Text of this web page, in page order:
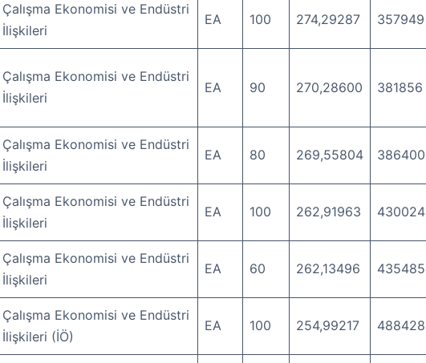
Çalışma Ekonomisi ve Endüstri
İlişkileri
EA 100 274,29287 357949
Çalışma Ekonomisi ve Endüstri
İlişkileri
EA 90 270,28600 381856
Çalışma Ekonomisi ve Endüstri
İlişkileri
EA 80 269,55804 386400
Çalışma Ekonomisi ve Endüstri
İlişkileri
EA 100 262,91963 430024
Çalışma Ekonomisi ve Endüstri
İlişkileri
EA 60 262,13496 435485
Çalışma Ekonomisi ve Endüstri
İlişkileri (İÖ)
EA 100 254,99217 488428